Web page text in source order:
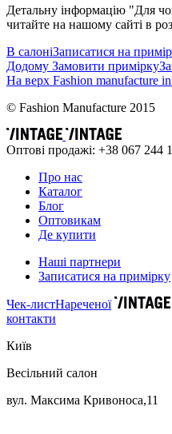
Детальну інформацію "Для
читайте на нашому сайті в
В салоніЗаписатися на
Додому Замовити примірку
На верх Fashion manufacture
© Fashion Manufacture 2015
Оптові продажі: +38 067 244
Про нас
Каталог
Блог
Оптовикам
Де купити
Наші партнери
Записатися на примірку
Чек-листНареченої
контакти
Київ
Весільний салон
вул. Максима Кривоноса,11